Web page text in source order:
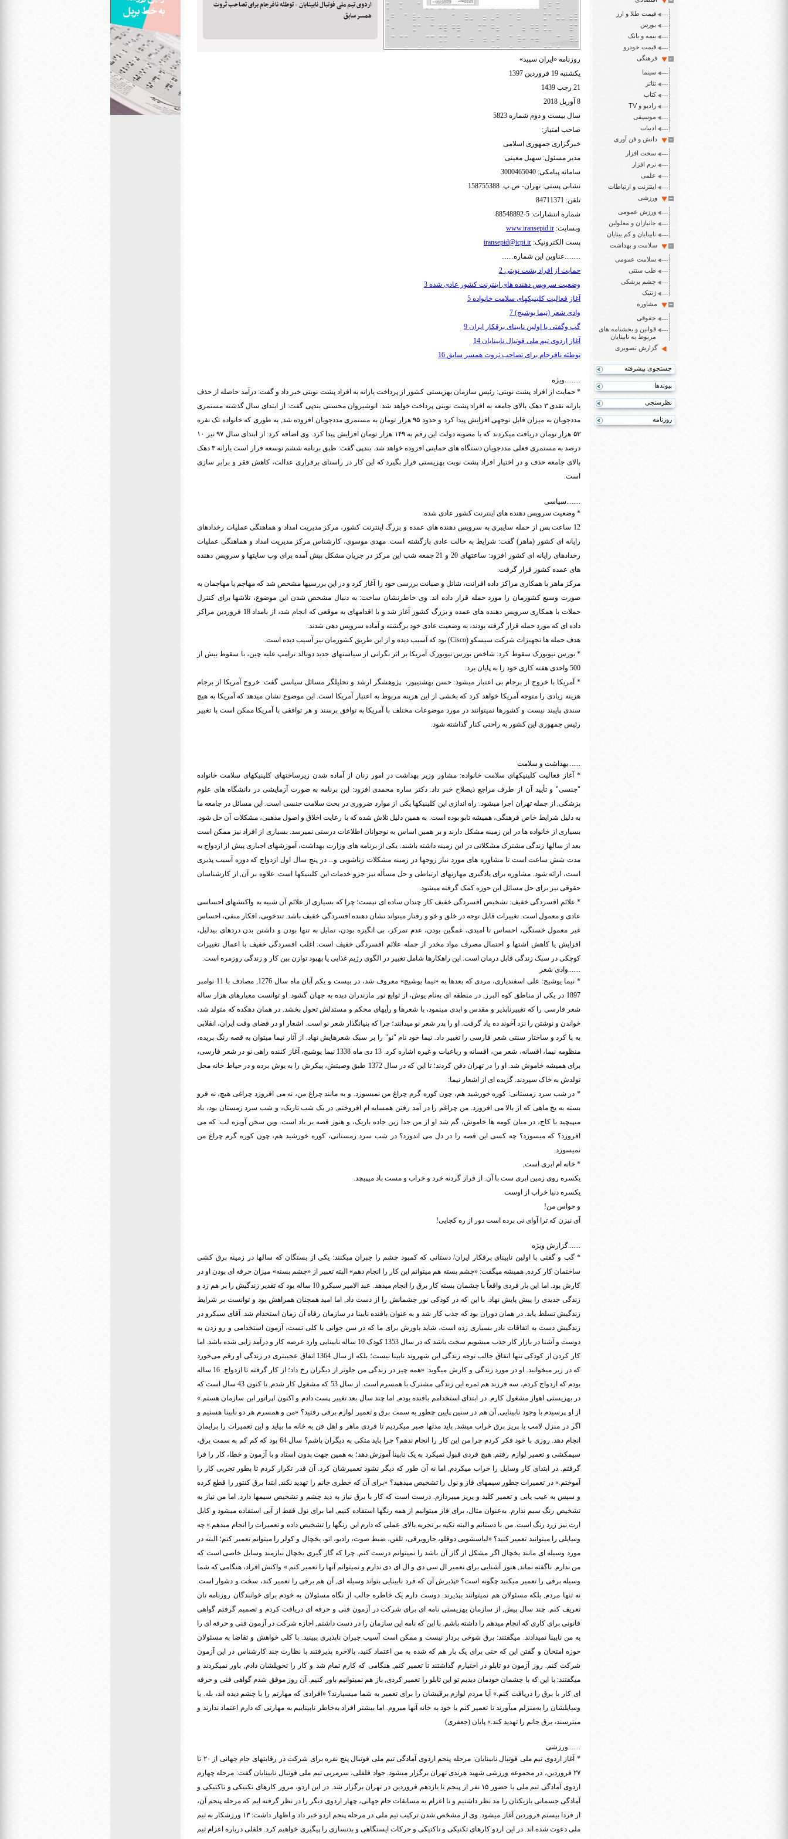
قیمت طلا و ارز
بورس
بیمه و بانک
قیمت خودرو
فرهنگی
سینما
تئاتر
کتاب
رادیو و TV
موسیقی
ادبیات
دانش و فن آوری
سخت افزار
نرم افزار
علمی
اینترنت و ارتباطات
ورزشی
ورزش عمومی
جانبازان و معلولین
نابینایان و کم بینایان
سلامت و بهداشت
سلامت عمومی
طب سنتی
چشم پزشکی
ژنتیک
مشاوره
حقوقی
قوانین و بخشنامه های
مربوط به نابینایان
گزارش تصویری
جستجوی پیشرفته
پیوندها
نظرسنجی
روزنامه
اردوی تیم ملی فوتبال نابینایان - توطئه نافرجام برای تصاحب ثروت
همسر سابق
روزنامه «ایران سپید»
یکشنبه 19 فروردین 1397
21 رجب 1439
8 آوریل 2018
سال بیست و دوم شماره 5823
صاحب امتیاز:
خبرگزاری جمهوری اسلامی
مدیر مسئول: سهیل معینی
سامانه پیامکی: 3000465040
نشانی پستی: تهران- ص.پ. 158755388
تلفن: 84711371
شماره انتشارات: 5-88548892
وبسایت: www.iransepid.ir
پست الکترونیک: iransepid@icpi.ir
.........عناوین این شماره.......
حمایت از افراد پشت نوبتی 2
وضعیت سرویس دهنده های اینترنت کشور عادی شده 3
آغاز فعالیت کلینیکهای سلامت خانواده 5
وادی شعر (نیما یوشیج) 7
گپ وگفتی با اولین نابینای برقکار ایران 9
آغاز اردوی تیم ملی فوتبال نابینایان 14
توطئه نافرجام برای تصاحب ثروت همسر سابق 16
.........ویژه
* حمایت از افراد پشت نوبتی: رئیس سازمان بهزیستی کشور از پرداخت یارانه به افراد پشت نوبتی خبر داد و گفت: درآمد حاصله از حذف
یارانه نقدی ۳ دهک بالای جامعه به افراد پشت نوبتی پرداخت خواهد شد. انوشیروان محسنی بندپی گفت: از ابتدای سال گذشته مستمری
مددجویان به میزان قابل توجهی افزایش پیدا کرد و حدود ۹۵ هزار تومان به مستمری مددجویان افزوده شد, به طوری که خانواده تک نفره
۵۳ هزار تومان دریافت میکردند که با مصوبه دولت این رقم به ۱۴۹ هزار تومان افزایش پیدا کرد. وی اضافه کرد: از ابتدای سال ۹۷ نیز ۱۰
درصد به مستمری فعلی مددجویان دستگاه های حمایتی افزوده خواهد شد. بندپی گفت: طبق برنامه ششم توسعه قرار است یارانه ۳ دهک
بالای جامعه حذف و در اختیار افراد پشت نوبت بهزیستی قرار بگیرد که این کار در راستای برقراری عدالت، کاهش فقر و برابر سازی
است.
........سیاسی
* وضعیت سرویس دهنده های اینترنت کشور عادی شده:
12 ساعت پس از حمله سایبری به سرویس دهنده های عمده و بزرگ اینترنت کشور، مرکز مدیریت امداد و هماهنگی عملیات رخدادهای
رایانه ای کشور (ماهر) گفت: شرایط به حالت عادی بازگشته است. مهدی موسوی، کارشناس مرکز مدیریت امداد و هماهنگی عملیات
رخدادهای رایانه ای کشور افزود: ساعتهای 20 و 21 جمعه شب این مرکز در جریان مشکل پیش آمده برای وب سایتها و سرویس دهنده
های عمده کشور قرار گرفت.
مرکز ماهر با همکاری مراکز داده افرانت، شاتل و صبانت بررسی خود را آغاز کرد و در این بررسیها مشخص شد که مهاجم یا مهاجمان به
صورت وسیع کشورمان را مورد حمله قرار داده اند. وی خاطرنشان ساخت: به دنبال مشخص شدن این موضوع، تلاشها برای کنترل
حملات با همکاری سرویس دهنده های عمده و بزرگ کشور آغاز شد و با اقدامهای به موقعی که انجام شد، از بامداد 18 فروردین مراکز
داده ای که مورد حمله قرار گرفته بودند، به وضعیت عادی خود برگشته و آماده سرویس دهی شدند.
هدف حمله ها تجهیزات شرکت سیسکو (Cisco) بود که آسیب دیده و از این طریق کشورمان نیز آسیب دیده است.
* بورس نیویورک سقوط کرد: شاخص بورس نیویورک آمریکا بر اثر نگرانی از سیاستهای جدید دونالد ترامپ علیه چین، با سقوط بیش از
500 واحدی هفته کاری خود را به پایان برد.
* آمریکا با خروج از برجام بی اعتبار میشود: حسن بهشتیپور، پژوهشگر ارشد و تحلیلگر مسائل سیاسی گفت: خروج آمریکا از برجام
هزینه زیادی را متوجه آمریکا خواهد کرد که بخشی از این هزینه مربوط به اعتبار آمریکا است. این موضوع نشان میدهد که آمریکا به هیچ
سندی پایبند نیست و کشورها نمیتوانند در مورد موضوعات مختلف با آمریکا به توافق برسند و هر توافقی با آمریکا ممکن است با تغییر
رئیس جمهوری این کشور به راحتی کنار گذاشته شود.
.......بهداشت و سلامت
* آغاز فعالیت کلینیکهای سلامت خانواده: مشاور وزیر بهداشت در امور زنان از آماده شدن زیرساختهای کلینیکهای سلامت خانواده
"جنسی" و تأیید آن از طرف مراجع ذیصلاح خبر داد. دکتر ساره محمدی افزود: این برنامه به صورت آزمایشی در دانشگاه های علوم
پزشکی, از جمله تهران اجرا میشود. راه اندازی این کلینیکها یکی از موارد ضروری در بحث سلامت جنسی است. این مسائل در جامعه ما
به دلیل شرایط خاص فرهنگی، همیشه تابو بوده است. به همین دلیل تلاش شده که با رعایت اخلاق و اصول مذهبی، مشکلات آن حل شود.
بسیاری از خانواده ها در این زمینه مشکل دارند و بر همین اساس به نوجوانان اطلاعات درستی نمیرسد. بسیاری از افراد نیز ممکن است
بعد از سالها زندگی مشترک مشکلاتی در این زمینه داشته باشند. یکی از برنامه های وزارت بهداشت، آموزشهای اجباری پیش از ازدواج به
مدت شش ساعت است تا مشاوره های مورد نیاز زوجها در زمینه مشکلات زناشویی و... در پنج سال اول ازدواج که دوره آسیب پذیری
است، ارائه شود. مشاوره برای یادگیری مهارتهای ارتباطی و حل مسأله نیز جزو خدمات این کلینیکها است. علاوه بر آن, از کارشناسان
حقوقی نیز برای حل مسائل این حوزه کمک گرفته میشود.
* علائم افسردگی خفیف: تشخیص افسردگی خفیف کار چندان ساده ای نیست؛ چرا که بسیاری از علائم آن شبیه به واکنشهای احساسی
عادی و معمول است. تغییرات قابل توجه در خلق و خو و رفتار میتواند نشان دهنده افسردگی خفیف باشد. تندخویی، افکار منفی، احساس
غیر معمول خستگی، احساس نا امیدی، غمگین بودن، عدم تمرکز، بی انگیزه بودن، تمایل به تنها بودن و داشتن بدن دردهای بیدلیل،
افزایش یا کاهش اشتها و احتمال مصرف مواد مخدر از جمله علائم افسردگی خفیف است. اغلب افسردگی خفیف با اعمال تغییرات
کوچکی در سبک زندگی قابل درمان است. این راهکارها شامل تغییر در الگوی رژیم غذایی یا بهبود توازن بین کار و زندگی روزمره است.
.......وادی شعر
* نیما یوشیج: علی اسفندیاری، مردی که بعدها به «نیما یوشیج» معروف شد، در بیست و یکم آبان ماه سال 1276, مصادف با 11 نوامبر
1897 در یکی از مناطق کوه البرز, در منطقه ای به‌نام یوش، از توابع نور مازندران دیده به جهان گشود. او توانست معیارهای هزار ساله
شعر فارسی را که تغییرناپذیر و مقدس و ابدی مینمود، با شعرها و رأیهای محکم و مستدلش تحول بخشد. در همان دهکده که متولد شد،
خواندن و نوشتن را نزد آخوند ده یاد گرفت. او را پدر شعر نو میدانند؛ چرا که بنیانگذار شعر نو است. اشعار او در فضای وقت ایران، انقلابی
به پا کرد و ساختار سنتی شعر فارسی را تغییر داد. نیما خود نام "نو" را بر سبک شعرهایش نهاد. از آثار نیما میتوان به قصه رنگ پریده،
منظومه نیما، افسانه، شعر من، افسانه و رباعیات و غیره اشاره کرد. 13 دی ماه 1338 نیما یوشیج، آغاز کننده راهی نو در شعر فارسی،
برای همیشه خاموش شد. او را در تهران دفن کردند؛ تا این که در سال 1372 طبق وصیتش، پیکرش را به یوش برده و در حیاط خانه محل
تولدش به خاک سپردند. گزیده ای از اشعار نیما:
* در شب سرد زمستانی: کوره خورشید هم، چون کوره گرم چراغ من نمیسوزد. و به مانند چراغ من، نه می افروزد چراغی هیچ، نه فرو
بسته به یخ ماهی که از بالا می افروزد. من چراغم را در آمد رفتن همسایه ام افروختم, در یک شب تاریک، و شب سرد زمستان بود، باد
میپیچید با کاج، در میان کومه ها خاموش، گم شد او از من جدا زین جاده باریک، و هنوز قصه بر یاد است. وین سخن آویزه لب: که می
افروزد؟ که میسوزد؟ چه کسی این قصه را در دل می اندوزد؟ در شب سرد زمستانی، کوره خورشید هم، چون کوره گرم چراغ من
نمیسوزد.
* خانه ام ابری است,
یکسره روی زمین ابری ست با آن. از فراز گردنه خرد و خراب و مست باد میپیچد.
یکسره دنیا خراب از اوست
و حواس من!
آی نیزن که ترا آوای نی برده است دور از ره کجایی!
.......گزارش ویژه
* گپ و گفتی با اولین نابینای برقکار ایران/ دستانی که کمبود چشم را جبران میکنند: یکی از بستگان که سالها در زمینه برق کشی
ساختمان کار کرده, همیشه میگفت: «چشم بسته هم میتوانم این کار را انجام دهم» البته تعبیر از «چشم بسته» میزان حرفه ای بودن او در
کارش بود. اما این بار فردی واقعاً با چشمان بسته کار برق را انجام میدهد. عبد الامیر سبکرو 10 ساله بود که تقدیر زندگیش را بر هم زد و
زندگی جدیدی را پیش پایش نهاد. با این که در کودکی نور چشمانش را از دست داد, اما امید همچنان همراهش بود و توانست بر شرایط
زندگیش تسلط یابد. در همان دوران بود که جذب کار شد و به عنوان بافنده نابینا در سازمان رفاه آن زمان استخدام شد. آقای سبکرو در
زندگیش دست به اتفاقات نادر بسیاری زده است، شاید باورش برای ما که در سن جوانی با کلی تست، آزمون استخدامی و رو زدن به
دوست و آشنا در بازار کار جذب میشویم سخت باشد که در سال 1353 کودک 10 ساله نابینایی وارد عرصه کار و درآمد زایی شده باشد. اما
کار کردن از کودکی تنها اتفاق جالب توجه زندگی این شهروند نابینا نیست؛ بلکه از سال 1364 اتفاق عجیبتری در زندگی او رقم می‌خورد
که در زیر میخوانید. او در مورد زندگی و کارش میگوید: «همه چیز در زندگی من جلوتر از دیگران رخ داد؛ از کار گرفته تا ازدواج. 16 ساله
بودم که ازدواج کردم، سه فرزند هم ثمره این زندگی مشترک با همسرم است. از سال 53 که مشغول کار شدم, تا کنون 43 سال است که
در بهزیستی اهواز مشغول کارم. در ابتدای استخدامم بافنده بودم, اما چند سال بعد تغییر پست دادم و اکنون اپراتور این سازمان هستم.»
از او پرسیدم با وجود نابینایی, آن هم در سنین پایین چطور به سمت برق و تعمیر لوازم برقی رفتید؟ «من و همسرم هر دو نابینا هستیم و
اگر در منزل لامپ یا پریز برق خراب میشد, باید مدتها صبر میکردیم تا فردی ماهر و اهل فن به خانه ما بیاید و این تعمیرات را برایمان
انجام دهد. روزی با خود فکر کردم چرا من این کار را انجام ندهم؟ چرا باید متکی به دیگران باشم؟ سال 64 بود که کم کم به سمت برق،
سیمکشی و تعمیر لوازم رفتم. هیچ فردی قبول نمیکرد به یک نابینا آموزش دهد؛ به همین جهت بدون استاد و با آزمون و خطا، کار را فرا
گرفتم. در ابتدای کار وسایل را خراب میکردم, اما نه آن طور که دیگر نشود تعمیرشان کرد. آن قدر تکرار کردم تا بطور تجربی کار را
آموختم.» در تعمیرات چطور سیمهای فاز و نول را تشخیص میدهید؟ «برای آن که خطری جانم را تهدید نکند, ابتدا برق کنتور را قطع کرده
و سپس به عیب یابی و تعمیر کلید و پریز میپردازم. درست است که کار با برق نیاز به دید چشم و تشخیص سیمها دارد, اما من نیاز به
تشخیص رنگ سیم ندارم. به‌عنوان مثال، برای فاز میتوانیم از همه رنگها استفاده کنیم, اما برای نول فقط از آبی استفاده میشود و کابل
ارت نیز زرد رنگ است. من با دستانم و البته تکیه بر تجربه بالای عملی که دارم این رنگها را تشخیص داده و تعمیرات را انجام میدهم.» چه
وسایلی را میتوانید تعمیر کنید؟ «لباسشویی دوقلو، جاروبرقی، تلفن، ضبط صوت، رادیو، اتو، یخچال و کولر را میتوانم تعمیر کنم؛ البته در
مورد وسیله ای مانند یخچال اگر مشکل از گاز آن باشد را نمیتوانم درست کنم, چرا که گاز گیری یخچال نیازمند وسایل خاصی است که
من ندارم. ناگفته نماند, هنوز آشنایی برای تعمیر ال سی دی و ال ای دی ندارم و نمیتوانم آنها را تعمیر کنم.» واکنش افراد، هنگامی که شما
وسیله برقی را تعمیر میکنید چگونه است؟ «پذیرش آن که فرد نابینایی بتواند وسیله ای, آن هم برقی را تعمیر کند، سخت و دشوار است.
نه تنها مردم, بلکه مسئولان هم نمیتوانند بپذیرند. دوست دارم یک خاطره جالب از نگاه مسئولان به خودم برای خوانندگان روزنامه تان
تعریف کنم. چند سال پیش, از سازمان بهزیستی نامه ای برای شرکت در آزمون فنی و حرفه ای دریافت کردم و تصمیم گرفتم گواهی
قانونی برای کاری که انجام میدهم را داشته باشم. با این که نامه این سازمان را در دست داشتم, اجازه شرکت در آزمون فنی و حرفه ای را
به من نابینا نمیدادند. میگفتند: برق شوخی بردار نیست و ممکن است آسیب جبران ناپذیری ببینید. با کلی خواهش و تقاضا به مسئولان
حوزه امتحان و گفتن این که حتی برای یک بار هم که شده به من اعتماد کنید، بالاخره پذیرفتند با نظارت چند کارشناس در این آزمون
شرکت کنم. روز آزمون دو تابلو در اختیارم گذاشتند تا تعمیر کنم, هنگامی که کارم تمام شد و کار را تحویلشان دادم, باور نمیکردند و
میگفتند: با این که با چشمان خودمان دیدیم تو این تابلو را تعمیر کردی, باز هم نمیتوانیم باور کنیم. آن روز موفق شدم گواهی فنی و حرفه
ای کار با برق را دریافت کنم.» آیا مردم لوازم برقیشان را برای تعمیر به شما میسپارند؟ «افرادی که مهارتم را با چشم دیده اند، بله. یا
وسایلشان را به‌منزلم میآورند تا تعمیر کنم یا خود به خانه آنها میروم. اما بیشتر افراد به‌خاطر نابیناییم به مهارتی که دارم اعتماد ندارند و
میترسند، برق جانم را تهدید کند.» پایان (جعفری)
.......ورزشی
* آغاز اردوی تیم ملی فوتبال نابینایان: مرحله پنجم اردوی آمادگی تیم ملی فوتبال پنج نفره برای شرکت در رقابتهای جام جهانی از ۲۰ تا
۲۷ فروردین، در مجموعه ورزشی شهید هرندی تهران برگزار میشود. جواد فلفلی، سرمربی تیم ملی فوتبال نابینایان گفت: مرحله چهارم
اردوی آمادگی تیم ملی با حضور ۱۵ نفر از پنجم تا یازدهم فروردین در تهران برگزار شد. در این اردو، مرور کارهای تکنیکی و تاکتیکی و
آمادگی جسمانی بازیکنان را مد نظر داشتیم و تا اعزام به مسابقات جام جهانی، چهار اردوی دیگر را در نظر گرفته ایم که مرحله پنجم آن،
از فردا بیستم فروردین آغاز میشود. وی از مشخص شدن ترکیب تیم ملی در مرحله پنجم اردو خبر داد و اظهار داشت: ۱۳ ورزشکار به تیم
ملی دعوت شده اند. در این اردو کارهای تکنیکی و تاکتیکی و حرکات ایستگاهی و بدنسازی را پیگیری خواهیم کرد. فلفلی درباره اعزام تیم